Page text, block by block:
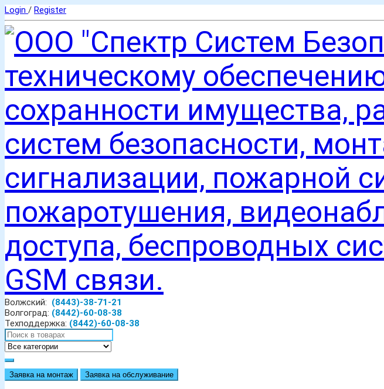
Login / Register
Волжский: (8443)-38-71-21
Волгоград: (8442)-60-08-38
Техподдержка: (8442)-60-08-38
Заявка на монтаж Заявка на обслуживание